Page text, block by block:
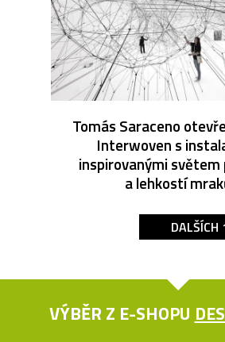
Tomás Saraceno
Interwoven s
inspirovanými světem
a lehkostí
VÝBĚR Z E-SHOPU